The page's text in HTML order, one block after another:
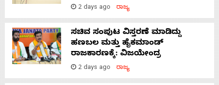
2 days ago ರಾಜ್ಯ
ಸಚಿವ ಸಂಪುಟ ವಿಸ್ತರಣೆ ಮಾಡಿದ್ದು
ಹಣಬಲ ಮತ್ತು ಹೈಕಮಾಂಡ್
ರಾಜಕಾರಣಕ್ಕೆ: ವಿಜಯೇಂದ್ರ
2 days ago ರಾಜ್ಯ